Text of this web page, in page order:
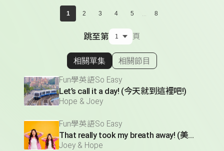
1 2 3 4 5 ... 8
跳至第 頁
顯示相關單集
相關單集 相關節目
Fun學英語So Easy
Let’s call it a day! (今天就到這裡吧!)
Hope & Joey
Fun學英語So Easy
That really took my breath away! (美得令人驚嘆!)
Joey & Hope